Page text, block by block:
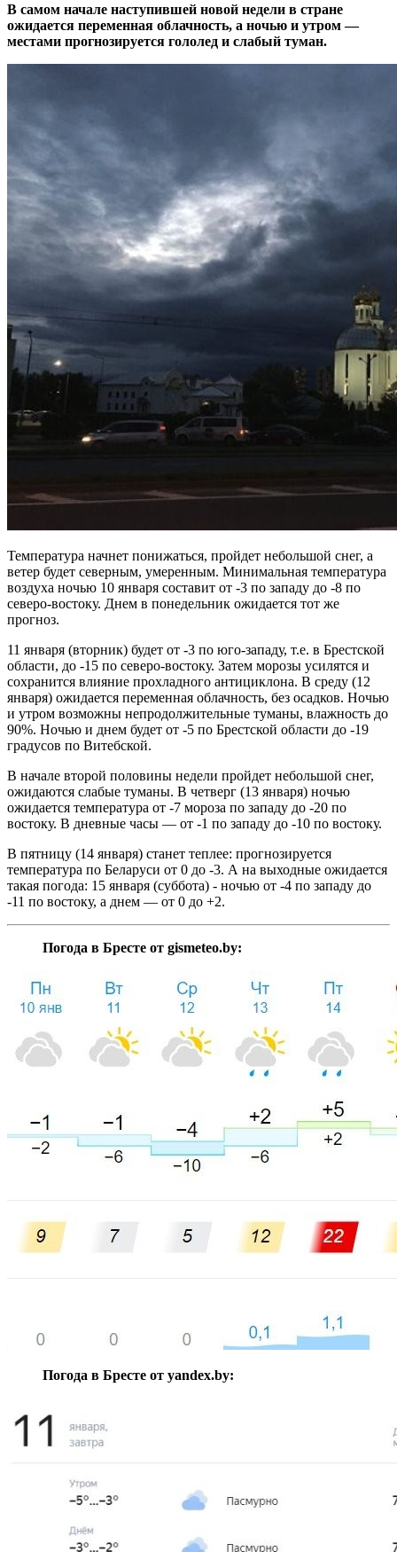
В самом начале наступившей новой недели в стране
ожидается переменная облачность, а ночью и утром —
местами прогнозируется гололед и слабый туман.
Температура начнет понижаться, пройдет небольшой снег, а
ветер будет северным, умеренным. Минимальная температура
воздуха ночью 10 января составит от -3 по западу до -8 по
северо-востоку. Днем в понедельник ожидается тот же
прогноз.
11 января (вторник) будет от -3 по юго-западу, т.е. в Брестской
области, до -15 по северо-востоку. Затем морозы усилятся и
сохранится влияние прохладного антициклона. В среду (12
января) ожидается переменная облачность, без осадков. Ночью
и утром возможны непродолжительные туманы, влажность до
90%. Ночью и днем будет от -5 по Брестской области до -19
градусов по Витебской.
В начале второй половины недели пройдет небольшой снег,
ожидаются слабые туманы. В четверг (13 января) ночью
ожидается температура от -7 мороза по западу до -20 по
востоку. В дневные часы — от -1 по западу до -10 по востоку.
В пятницу (14 января) станет теплее: прогнозируется
температура по Беларуси от 0 до -3. А на выходные ожидается
такая погода: 15 января (суббота) - ночью от -4 по западу до
-11 по востоку, а днем — от 0 до +2.
Погода в Бресте от gismeteo.by:
Погода в Бресте от yandex.by: